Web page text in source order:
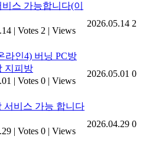
스 가능합니다(이
| Votes 2 | Views
2026.05.14 2
라인4) 버닝 PC방
지피방
| Votes 0 | Views
2026.05.01 0
서비스 가능 합니다
| Votes 0 | Views
2026.04.29 0